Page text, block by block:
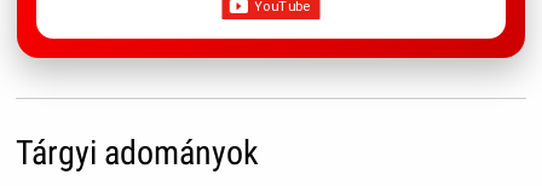
Tárgyi adományok